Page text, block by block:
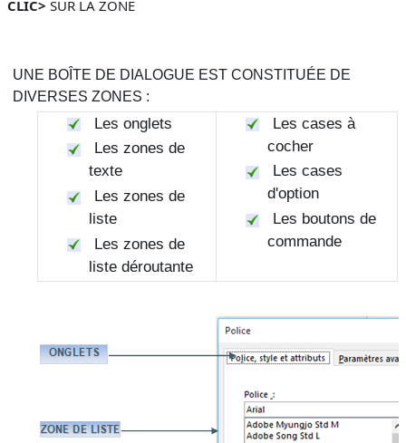
CLIC> SUR LA ZONE
UNE BOÎTE DE DIALOGUE EST CONSTITUÉE DE
DIVERSES ZONES :
Les onglets
Les zones de
texte
Les zones de
liste
Les zones de
liste déroutante
Les cases à
cocher
Les cases
d'option
Les boutons de
commande